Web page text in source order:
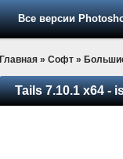
Все версии
Главная » Софт »
Tails 7.10.1 x64 -